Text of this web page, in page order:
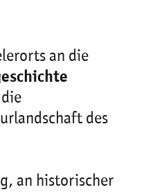
an die
des
an historischer